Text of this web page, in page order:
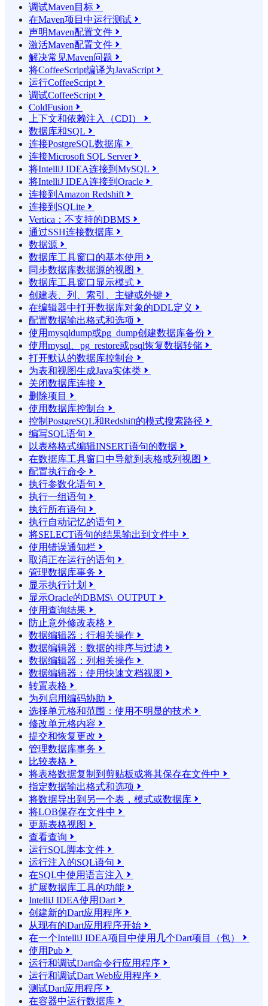
调试Maven目标 
在Maven项目中运行测试 
声明Maven配置文件 
激活Maven配置文件 
解决常见Maven问题 
将CoffeeScript编译为JavaScript 
运行CoffeeScript 
调试CoffeeScript 
ColdFusion 
上下文和依赖注入（CDI） 
数据库和SQL 
连接PostgreSQL数据库 
连接Microsoft SQL Server
将IntelliJ IDEA连接到MySQL 
将IntelliJ IDEA连接到Oracle 
连接到Amazon Redshift 
连接到SQLite 
Vertica：不支持的DBMS 
通过SSH连接数据库 
数据源 
数据库工具窗口的基本使用 
同步数据库数据源的视图 
数据库工具窗口显示模式 
创建表、列、索引、主键或外键 
在编辑器中打开数据库对象的DDL定义 
配置数据输出格式和选项 
使用mysqldump或pg_dump创建数据库备份 
使用mysql、pg_restore或psql恢复数据转储 
打开默认的数据库控制台 
为表和视图生成Java实体类 
关闭数据库连接 
删除项目 
使用数据库控制台 
控制PostgreSQL和Redshift的模式搜索路径 
编写SQL语句 
以表格格式编辑INSERT语句的数据 
在数据库工具窗口中导航到表格或列视图 
配置执行命令 
执行参数化语句 
执行一组语句 
执行所有语句 
执行自动记忆的语句 
将SELECT语句的结果输​​出到文件中 
使用错误通知栏 
取消正在运行的语句 
管理数据库事务 
显示执行计划 
显示Oracle的DBMS\_OUTPUT 
使用查询结果 
防止意外修改表格 
数据编辑器：行相关操作 
数据编辑器：数据的排序与过滤 
数据编辑器：列相关操作 
数据编辑器：使用快速文档视图 
转置表格 
为列启用编码协助 
选择单元格和范围：使用不明显的技术 
修改单元格内容 
提交和恢复更改 
管理数据库事务 
比较表格 
将表格数据复制到剪贴板或将其保存在文件中 
指定数据输出格式和选项 
将数据导出到另一个表，模式或数据库 
将LOB保存在文件中 
更新表格视图 
查看查询 
运行SQL脚本文件 
运行注入的SQL语句 
在SQL中使用语言注入 
扩展数据库工具的功能 
IntelliJ IDEA使用Dart 
创建新的Dart应用程序 
从现有的Dart应用程序开始 
在一个IntelliJ IDEA项目中使用几个Dart项目（包） 
使用Pub 
运行和调试Dart命令行应用程序 
运行和调试Dart Web应用程序 
测试Dart应用程序 
在容器中运行数据库 